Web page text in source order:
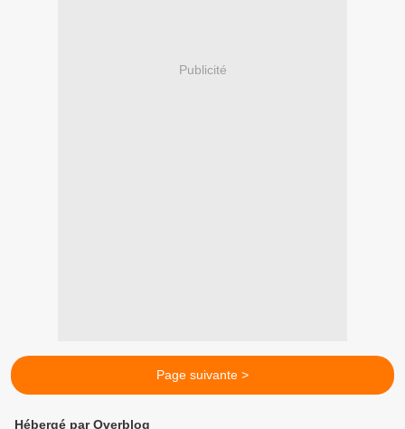
Publicité
Page suivante >
Hébergé par Overblog